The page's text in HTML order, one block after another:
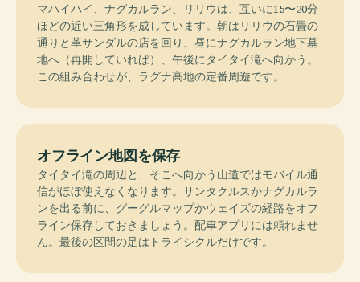
マハイハイ、ナグカルラン、リリウは、互いに15〜20分
ほどの近い三角形を成しています。朝はリリウの石畳の
通りと革サンダルの店を回り、昼にナグカルラン地下墓
地へ（再開していれば）、午後にタイタイ滝へ向かう。
この組み合わせが、ラグナ高地の定番周遊です。
オフライン地図を保存
タイタイ滝の周辺と、そこへ向かう山道ではモバイル通
信がほぼ使えなくなります。サンタクルスかナグカルラ
ンを出る前に、グーグルマップかウェイズの経路をオフ
ライン保存しておきましょう。配車アプリには頼れませ
ん。最後の区間の足はトライシクルだけです。